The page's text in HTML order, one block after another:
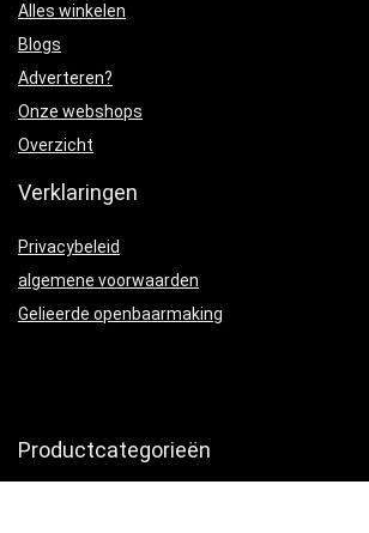
Alles winkelen
Blogs
Adverteren?
Onze webshops
Overzicht
Verklaringen
Privacybeleid
algemene voorwaarden
Gelieerde openbaarmaking
Productcategorieën